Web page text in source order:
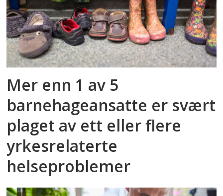
Mer enn 1 av 5
barnehageansatte er svært
plaget av ett eller flere
yrkesrelaterte
helseproblemer